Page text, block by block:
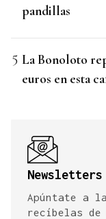
pandillas
La Bonoloto
euros en esta
Newsletters
Apúntate a
recíbelas de